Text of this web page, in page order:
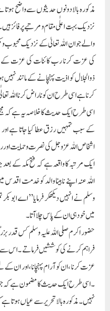
مذکورہ بالا دونوں حدیثوں سے واضح
نزدیک بہت اعلٰی مقام و مرتبے پر فائز
والے جوان اللہ تعالیٰ کے نزدیک محبوب
کی عزت کرنا رب کائنات کی عزت کے
ذوالجلال کو اذیت پہنچانے کے مانند
کرنا ہے اسی طرح ان کو ناراض کرنا اللہ
اسی طرح ایک حدیث کا خلاصہ یہ ہے کہ
کے سبب تمہیں رزق عطا کیا جاتا ہے
اشخاص اللہ عزوجل کی نصرت و حمایت اور
ایک مرتبہ کا واقعہ ہے کہ فتح مکہ کے
اللہ عنہ اپنے نابینا والد کو خدمت اقدس
وسلم نے انہیں دیکھکر فرمایا ” اے
میں خود ہی ان کے پاس چلا آتا۔
حضور اکرم صلی اللہ علیہ وسلم کس قدر
فراہم کرنے کی کوششیں فرماتے ۔اس سے
عزت کرنا ، ان کو آرام پہنچانا، اور ان
۔اسی طرح ایک حدیث کا مضمون ہے کہ جو
نہیں ۔ مذکورہ بالا تحریر سے عیاں ہوتا